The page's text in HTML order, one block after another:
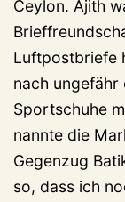
Ceylon. Ajith
Luftpostbriefe
nach ungefähr
Sportschuhe
nannte die
Gegenzug
so, dass ich